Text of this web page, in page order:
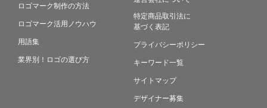
ロゴマーク制作の方法
ロゴマーク活用ノウハウ
用語集
業界別！ロゴの選び方
特定商品取引法に
基づく表記
プライバシーポリシー
キーワード一覧
サイトマップ
デザイナー募集